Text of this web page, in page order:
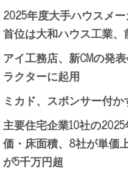
2025年度大手ハウスメ
首位は大和ハウス工業
アイ工務店、新CMの発
ラクターに起用
ミカド、スポンサー付
主要住宅企業10社の
価・床面積、8社が単価
が5千万円超